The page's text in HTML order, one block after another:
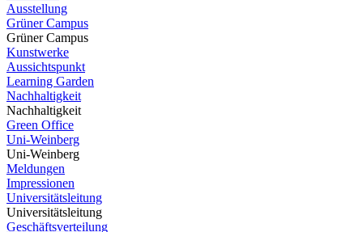
Ausstellung
Grüner Campus
Grüner Campus
Kunstwerke
Aussichtspunkt
Learning Garden
Nachhaltigkeit
Nachhaltigkeit
Green Office
Uni-Weinberg
Uni-Weinberg
Meldungen
Impressionen
Universitätsleitung
Universitätsleitung
Geschäftsverteilung